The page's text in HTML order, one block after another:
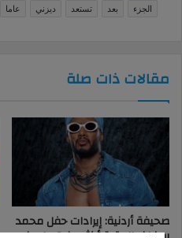
الجزء
بعد تستعد ديزني عاما
مقالات ذات صلة
صحيفة أردنية: إيرادات حفل محمد